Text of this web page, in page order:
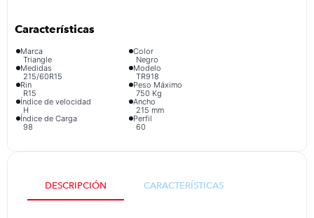
Marca
Triangle
Color
Negro
Medidas
215/60R15
Modelo
TR918
Rin
R15
Peso Máximo
750 Kg
Índice de velocidad
H
Ancho
215 mm
Índice de Carga
98
Perfil
60
DESCRIPCIÓN CARACTERÍSTICAS
10. cocina